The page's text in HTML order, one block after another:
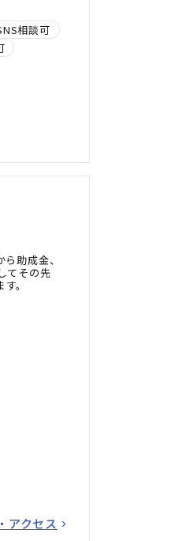
相談可
助成金、
てその先
。
アクセス